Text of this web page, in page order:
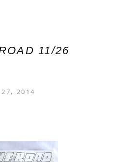
11/26
2014